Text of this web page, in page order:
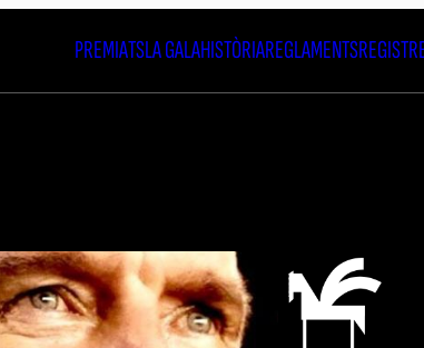
PREMIATSLA GALAHISTÒRIAREGLAMENTS